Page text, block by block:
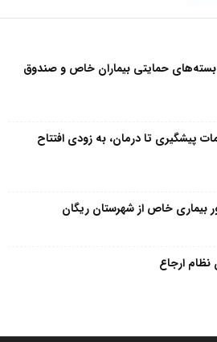
بسته‌های حمایتی بیماران خاص و صندوق
پیشگیری تا درمان، به زودی افتتاح
بیماری خاص از شهرستان ریگان
ارجاع